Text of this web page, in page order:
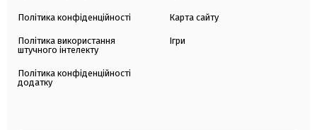
Політика конфіденційності
Політика використання
штучного інтелекту
Політика конфіденційності
додатку
Карта сайту
Ігри